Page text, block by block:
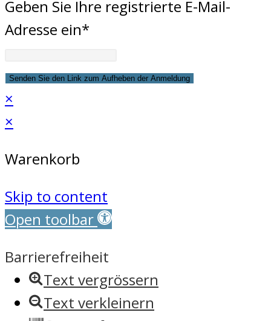
Geben Sie Ihre registrierte E-Mail-
Adresse ein*
×
×
Warenkorb
Skip to content
Open toolbar
Barrierefreiheit
Text vergrössern
Text verkleinern